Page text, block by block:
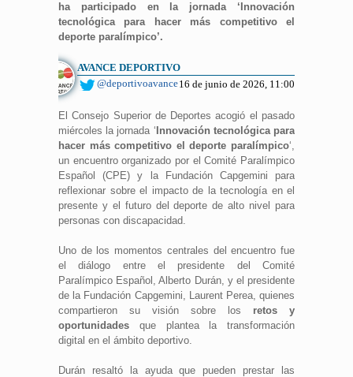
ha participado en la jornada ‘Innovación
tecnológica para hacer más competitivo el
deporte paralímpico’.
AVANCE DEPORTIVO
@deportivoavance16 de junio de 2026, 11:00
El Consejo Superior de Deportes acogió el pasado
miércoles la jornada ‘Innovación tecnológica para
hacer más competitivo el deporte paralímpico‘,
un encuentro organizado por el Comité Paralímpico
Español (CPE) y la Fundación Capgemini para
reflexionar sobre el impacto de la tecnología en el
presente y el futuro del deporte de alto nivel para
personas con discapacidad.
Uno de los momentos centrales del encuentro fue
el diálogo entre el presidente del Comité
Paralímpico Español, Alberto Durán, y el presidente
de la Fundación Capgemini, Laurent Perea, quienes
compartieron su visión sobre los retos y
oportunidades que plantea la transformación
digital en el ámbito deportivo.
Durán resaltó la ayuda que pueden prestar las